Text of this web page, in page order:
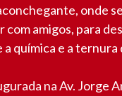
onde
com amigos, para
química e a ternura
na Av. Jorge